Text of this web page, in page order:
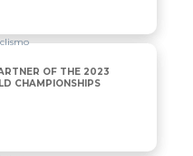
OF THE 2023 UCI
OF THE 2023
CHAMPIONSHIPS